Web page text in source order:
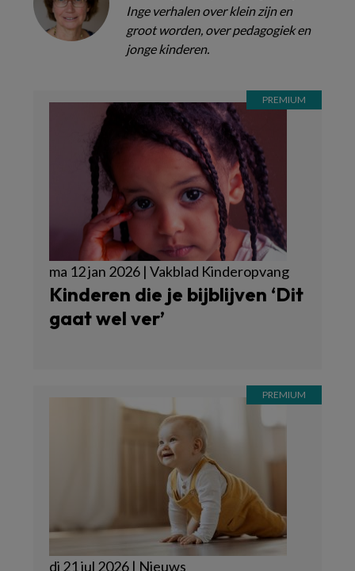
Inge verhalen over klein zijn en
groot worden, over pedagogiek en
jonge kinderen.
ma 12 jan 2026 | Vakblad Kinderopvang
Kinderen die je bijblijven ‘Dit
gaat wel ver’
di 21 jul 2026 | Nieuws